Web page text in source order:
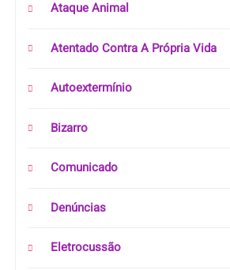
Ataque Animal
Atentado Contra A Própria Vida
Autoextermínio
Bizarro
Comunicado
Denúncias
Eletrocussão